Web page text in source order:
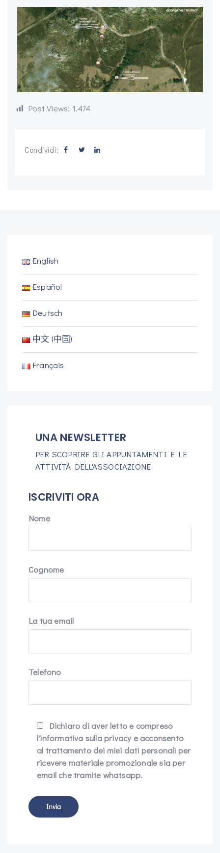
Post Views: 1.474
Condividi:
English
Español
Deutsch
中文 (中国)
Français
UNA NEWSLETTER
PER SCOPRIRE GLI APPUNTAMENTI E LE
ATTIVITÀ DELL'ASSOCIAZIONE
ISCRIVITI ORA
Nome
Cognome
La tua email
Telefono
Dichiaro di aver letto e compreso
l'informativa sulla privacy e acconsento
al trattamento dei miei dati personali per
ricevere materiale promozionale sia per
email che tramite whatsapp.